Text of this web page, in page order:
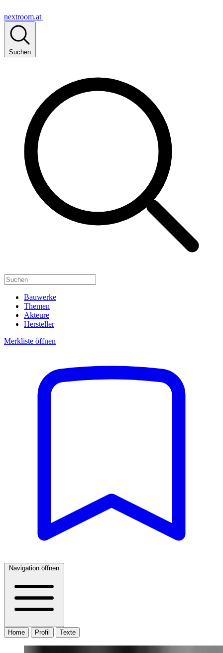
nextroom.at
Suchen
Bauwerke
Themen
Akteure
Hersteller
Merkliste öffnen
Navigation öffnen
Home Profil Texte